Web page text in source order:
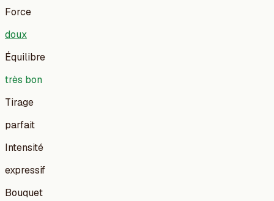
Force
doux
Équilibre
très bon
Tirage
parfait
Intensité
expressif
Bouquet